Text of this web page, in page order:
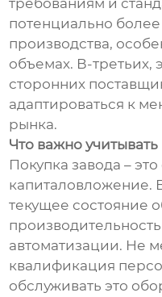
требованиям и
потенциально
производства,
объемах. В-третьих,
сторонних
адаптироваться к
рынка.
Что важно
Покупка завода –
капиталовложение.
текущее состояние
автоматизации. Не
квалификация
обслуживать это